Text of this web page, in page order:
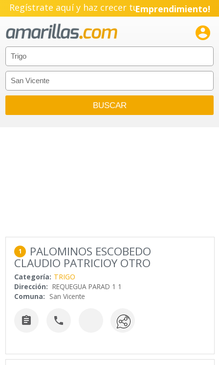
Regístrate aquí y haz crecer tuEmprendimiento!

1 PALOMINOS ESCOBEDO
CLAUDIO PATRICIOY OTRO
Categoría: TRIGO
Dirección: REQUEGUA PARAD 1 1
Comuna: San Vicente
 